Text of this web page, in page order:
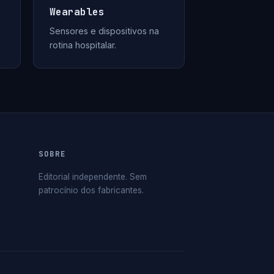
Wearables
Sensores e dispositivos na
rotina hospitalar.
SOBRE
Editorial independente. Sem
patrocínio dos fabricantes.